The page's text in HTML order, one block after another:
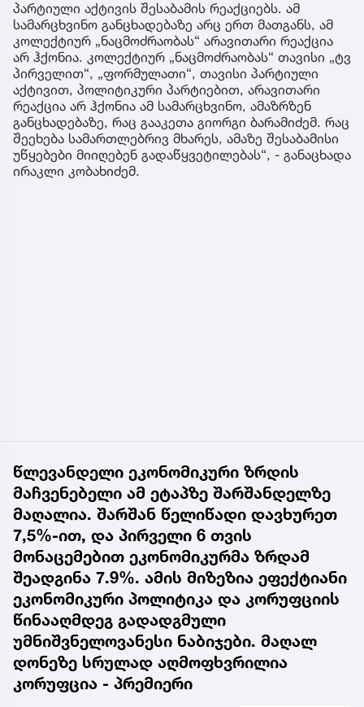
პარტიული აქტივის შესაბამის რეაქციებს. ამ
სამარცხვინო განცხადებაზე არც ერთ მათგანს, ამ
კოლექტიურ „ნაცმოძრაობას“ არავითარი რეაქცია
არ ჰქონია. კოლექტიურ „ნაცმოძრაობას“ თავისი „ტვ
პირველით“, „ფორმულათი“, თავისი პარტიული
აქტივით, პოლიტიკური პარტიებით, არავითარი
რეაქცია არ ჰქონია ამ სამარცხვინო, ამაზრზენ
განცხადებაზე, რაც გააკეთა გიორგი ბარამიძემ. რაც
შეეხება სამართლებრივ მხარეს, ამაზე შესაბამისი
უწყებები მიიღებენ გადაწყვეტილებას“, - განაცხადა
ირაკლი კობახიძემ.
წლევანდელი ეკონომიკური ზრდის
მაჩვენებელი ამ ეტაპზე შარშანდელზე
მაღალია. შარშან წელიწადი დავხურეთ
7,5%-ით, და პირველი 6 თვის
მონაცემებით ეკონომიკურმა ზრდამ
შეადგინა 7.9%. ამის მიზეზია ეფექტიანი
ეკონომიკური პოლიტიკა და კორუფციის
წინააღმდეგ გადადგმული
უმნიშვნელოვანესი ნაბიჯები. მაღალ
დონეზე სრულად აღმოფხვრილია
კორუფცია - პრემიერი